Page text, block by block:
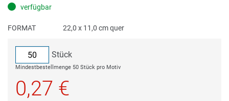
verfügbar
FORMAT 22,0 x 11,0 cm quer
Stück
Mindestbestellmenge 50 Stück pro Motiv
0,27 €